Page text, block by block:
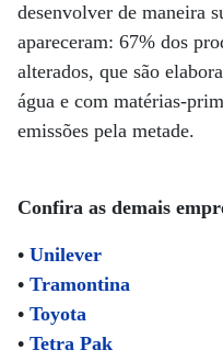
desenvolver de maneira
apareceram: 67% dos
alterados, que são
água e com matérias-
emissões pela metade.
Confira as demais
• Unilever
• Tramontina
• Toyota
• Tetra Pak